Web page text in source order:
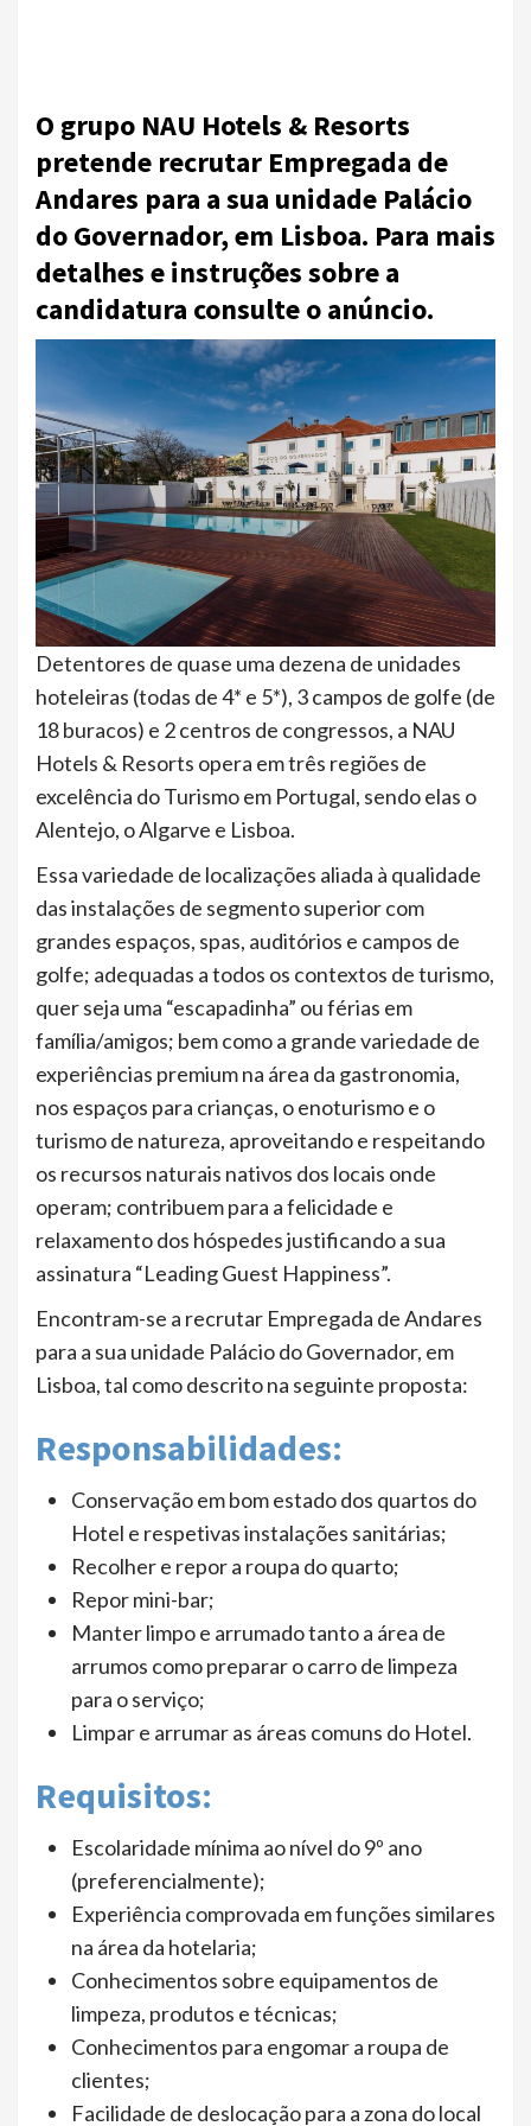
O grupo NAU Hotels & Resorts
pretende recrutar Empregada de
Andares para a sua unidade Palácio
do Governador, em Lisboa. Para mais
detalhes e instruções sobre a
candidatura consulte o anúncio.
Detentores de quase uma dezena de unidades
hoteleiras (todas de 4* e 5*), 3 campos de golfe (de
18 buracos) e 2 centros de congressos, a NAU
Hotels & Resorts opera em três regiões de
excelência do Turismo em Portugal, sendo elas o
Alentejo, o Algarve e Lisboa.
Essa variedade de localizações aliada à qualidade
das instalações de segmento superior com
grandes espaços, spas, auditórios e campos de
golfe; adequadas a todos os contextos de turismo,
quer seja uma “escapadinha” ou férias em
família/amigos; bem como a grande variedade de
experiências premium na área da gastronomia,
nos espaços para crianças, o enoturismo e o
turismo de natureza, aproveitando e respeitando
os recursos naturais nativos dos locais onde
operam; contribuem para a felicidade e
relaxamento dos hóspedes justificando a sua
assinatura “Leading Guest Happiness”.
Encontram-se a recrutar Empregada de Andares
para a sua unidade Palácio do Governador, em
Lisboa, tal como descrito na seguinte proposta:
Responsabilidades:
Conservação em bom estado dos quartos do
Hotel e respetivas instalações sanitárias;
Recolher e repor a roupa do quarto;
Repor mini-bar;
Manter limpo e arrumado tanto a área de
arrumos como preparar o carro de limpeza
para o serviço;
Limpar e arrumar as áreas comuns do Hotel.
Requisitos:
Escolaridade mínima ao nível do 9º ano
(preferencialmente);
Experiência comprovada em funções similares
na área da hotelaria;
Conhecimentos sobre equipamentos de
limpeza, produtos e técnicas;
Conhecimentos para engomar a roupa de
clientes;
Facilidade de deslocação para a zona do local